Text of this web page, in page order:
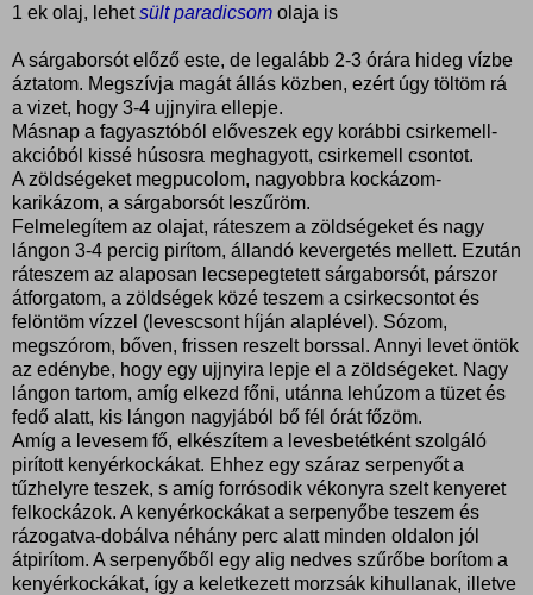
1 ek olaj, lehetsült paradicsom olaja is
A sárgaborsót előző este, de legalább 2-3 órára hideg vízbe
áztatom. Megszívja magát állás közben, ezért úgy töltöm rá
a vizet, hogy 3-4 ujjnyira ellepje.
Másnap a fagyasztóból előveszek egy korábbi csirkemell-
akcióból kissé húsosra meghagyott, csirkemell csontot.
A zöldségeket megpucolom, nagyobbra kockázom-
karikázom, a sárgaborsót leszűröm.
Felmelegítem az olajat, ráteszem a zöldségeket és nagy
lángon 3-4 percig pirítom, állandó kevergetés mellett. Ezután
ráteszem az alaposan lecsepegtetett sárgaborsót, párszor
átforgatom, a zöldségek közé teszem a csirkecsontot és
felöntöm vízzel (levescsont híján alaplével). Sózom,
megszórom, bőven, frissen reszelt borssal. Annyi levet öntök
az edénybe, hogy egy ujjnyira lepje el a zöldségeket. Nagy
lángon tartom, amíg elkezd főni, utánna lehúzom a tüzet és
fedő alatt, kis lángon nagyjából bő fél órát főzöm.
Amíg a levesem fő, elkészítem a levesbetétként szolgáló
pirított kenyérkockákat. Ehhez egy száraz serpenyőt a
tűzhelyre teszek, s amíg forrósodik vékonyra szelt kenyeret
felkockázok. A kenyérkockákat a serpenyőbe teszem és
rázogatva-dobálva néhány perc alatt minden oldalon jól
átpirítom. A serpenyőből egy alig nedves szűrőbe borítom a
kenyérkockákat, így a keletkezett morzsák kihullanak, illetve